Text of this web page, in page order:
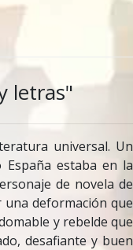
letras"
universal. Un
estaba en la
de novela de
deformación que
y rebelde que
desafiante y buen